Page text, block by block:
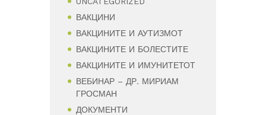
ВАКЦИНИ
ВАКЦИНИТЕ И АУТИЗМОТ
ВАКЦИНИТЕ И БОЛЕСТИТЕ
ВАКЦИНИТЕ И ИМУНИТЕТОТ
ВЕБИНАР – ДР. МИРИАМ
ГРОСМАН
ДОКУМЕНТИ